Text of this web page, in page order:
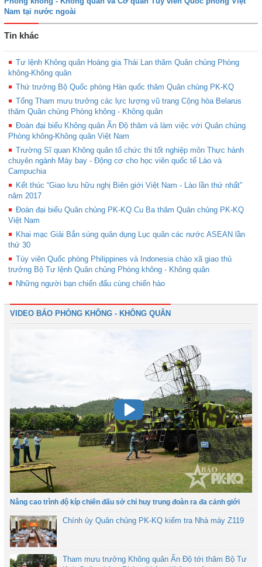
Nam tại nước ngoài
Tin khác
Tư lệnh Không quân Hoàng gia Thái Lan thăm Quân chủng Phòng
không-Không quân
Thứ trưởng Bộ Quốc phòng Hàn quốc thăm Quân chủng PK-KQ
Tổng Tham mưu trưởng các lực lượng vũ trang Cộng hòa Belarus
thăm Quân chủng Phòng không - Không quân
Đoàn đại biểu Không quân Ấn Độ thăm và làm việc với Quân chủng
Phòng không-Không quân Việt Nam
Trường Sĩ quan Không quân tổ chức thi tốt nghiệp môn Thực hành
chuyên ngành Máy bay - Động cơ cho học viên quốc tế Lào và
Campuchia
Kết thúc “Giao lưu hữu nghị Biên giới Việt Nam - Lào lần thứ nhất”
năm 2017
Đoàn đại biểu Quân chủng PK-KQ Cu Ba thăm Quân chủng PK-KQ
Việt Nam
Khai mạc Giải Bắn súng quân dụng Lục quân các nước ASEAN lần
thứ 30
Tùy viên Quốc phòng Philippines và Indonesia chào xã giao thủ
trưởng Bộ Tư lệnh Quân chủng Phòng không - Không quân
Những người bạn chiến đấu cùng chiến hào
VIDEO BÁO PHÒNG KHÔNG - KHÔNG QUÂN
Nâng cao trình độ kíp chiến đấu sở chỉ huy trung đoàn ra đa cảnh giới
Chính ủy Quân chủng PK-KQ kiểm tra Nhà máy Z119
Tham mưu trưởng Không quân Ấn Độ tới thăm Bộ Tư